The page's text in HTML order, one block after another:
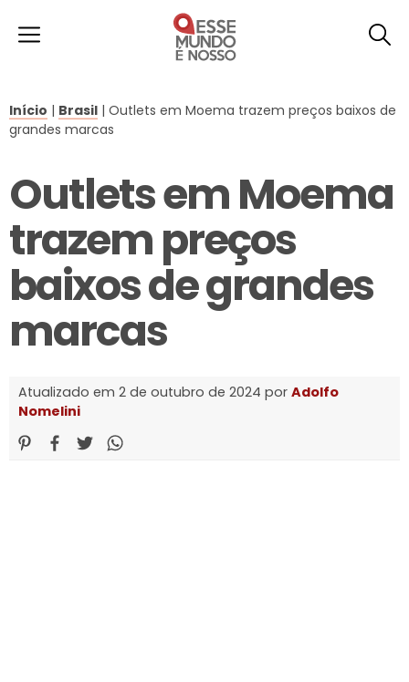
Início | Brasil | Outlets em Moema trazem preços baixos de
grandes marcas
Outlets em Moema
trazem preços
baixos de grandes
marcas
Atualizado em 2 de outubro de 2024 por Adolfo
Nomelini